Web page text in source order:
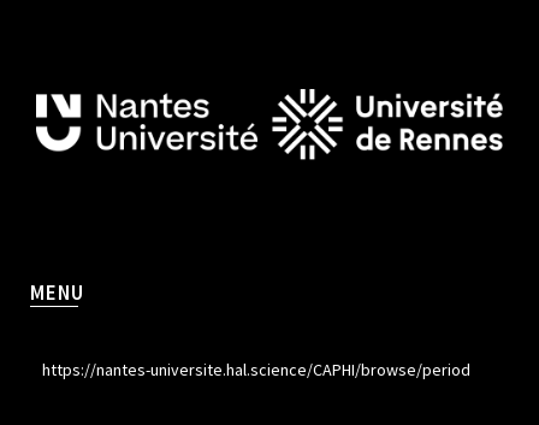
MENU
https://nantes-universite.hal.science/CAPHI/browse/period